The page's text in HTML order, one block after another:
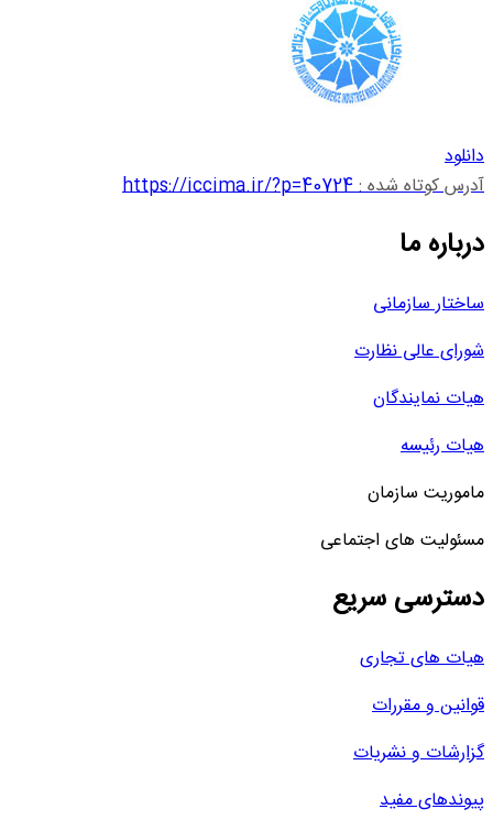
دانلود
آدرس کوتاه شده :https://iccima.ir/?p=40724
درباره ما
ساختار سازمانی
شورای عالی نظارت
هیات نمایندگان
هیات رئیسه
ماموریت سازمان
مسئولیت های اجتماعی
دسترسی سریع
هیات های تجاری
قوانین و مقررات
گزارشات و نشریات
پیوندهای مفید